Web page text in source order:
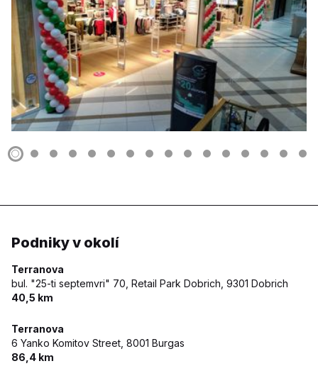
Podniky v okolí
Terranova
bul. "25-ti septemvri" 70, Retail Park Dobrich, 9301 Dobrich
40,5 km
Terranova
6 Yanko Komitov Street, 8001 Burgas
86,4 km